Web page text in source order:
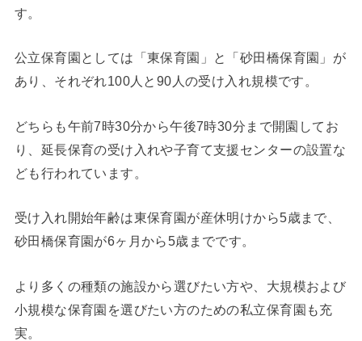
す。
公立保育園としては「東保育園」と「砂田橋保育園」が
あり、それぞれ100人と90人の受け入れ規模です。
どちらも午前7時30分から午後7時30分まで開園してお
り、延長保育の受け入れや子育て支援センターの設置な
ども行われています。
受け入れ開始年齢は東保育園が産休明けから5歳まで、
砂田橋保育園が6ヶ月から5歳までです。
より多くの種類の施設から選びたい方や、大規模および
小規模な保育園を選びたい方のための私立保育園も充
実。